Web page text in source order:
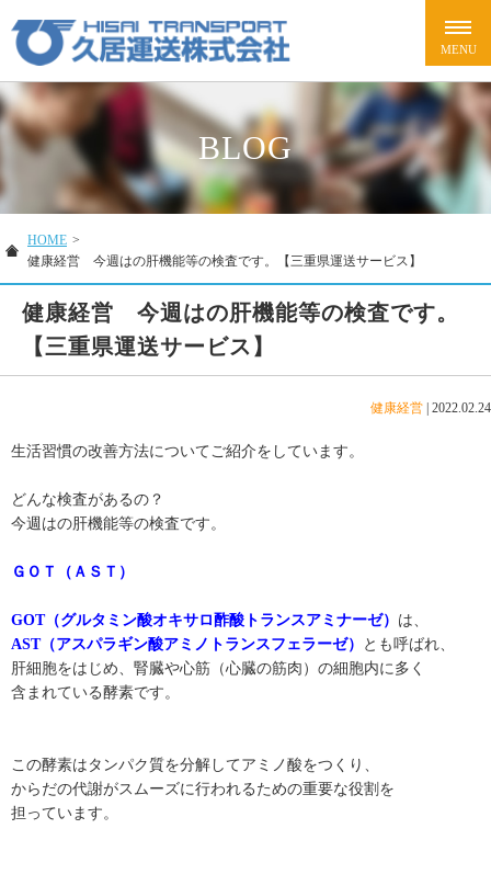
BLOG
HOME >
健康経営 今週はの肝機能等の検査です。【三重県運送サービス】
健康経営 今週はの肝機能等の検査です。
【三重県運送サービス】
健康経営 2022.02.24
生活習慣の改善方法についてご紹介をしています。
どんな検査があるの？
今週はの肝機能等の検査です。
ＧＯＴ（ＡＳＴ）
GOT（グルタミン酸オキサロ酢酸トランスアミナーゼ） は、
AST（アスパラギン酸アミノトランスフェラーゼ）
とも呼ばれ、
肝細胞をはじめ、腎臓や心筋（心臓の筋肉）の細胞内に多く
含まれている酵素です。
この酵素はタンパク質を分解してアミノ酸をつくり、
からだの代謝がスムーズに行われるための重要な役割を
担っています。